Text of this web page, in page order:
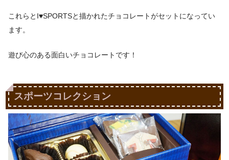
これらとI♥SPORTSと描かれたチョコレートがセットになってい
ます。
遊び心のある面白いチョコレートです！
スポーツコレクション